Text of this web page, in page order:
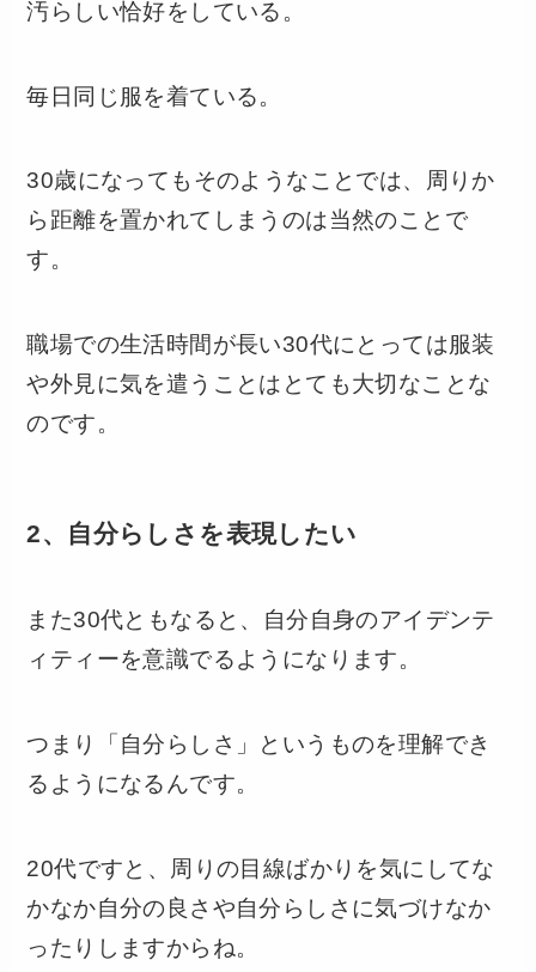
汚らしい恰好をしている。
毎日同じ服を着ている。
30歳になってもそのようなことでは、周りか
ら距離を置かれてしまうのは当然のことで
す。
職場での生活時間が長い30代にとっては服装
や外見に気を遣うことはとても大切なことな
のです。
2、自分らしさを表現したい
また30代ともなると、自分自身のアイデンテ
ィティーを意識でるようになります。
つまり「自分らしさ」というものを理解でき
るようになるんです。
20代ですと、周りの目線ばかりを気にしてな
かなか自分の良さや自分らしさに気づけなか
ったりしますからね。